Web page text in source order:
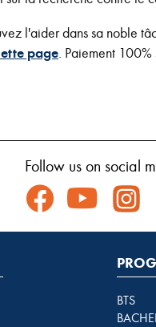
l'aider dans sa noble
page. Paiement 100%
Follow us on social
BTS